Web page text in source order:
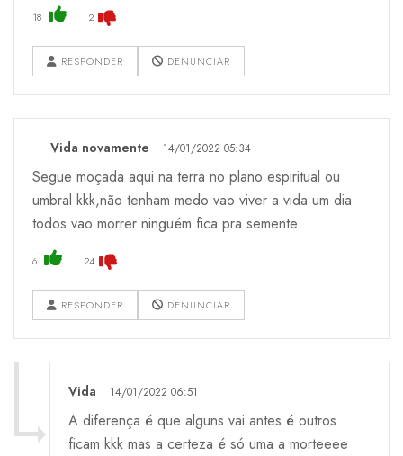
18 2
RESPONDER DENUNCIAR
Vida novamente 14/01/2022 05:34
Segue moçada aqui na terra no plano espiritual ou
umbral kkk,não tenham medo vao viver a vida um dia
todos vao morrer ninguém fica pra semente
6 24
RESPONDER DENUNCIAR
Vida 14/01/2022 06:51
A diferença é que alguns vai antes é outros
ficam kkk mas a certeza é só uma a morteeee